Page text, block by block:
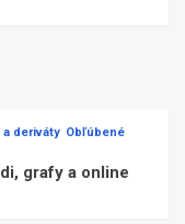
a deriváty Obľúbené
grafy a online